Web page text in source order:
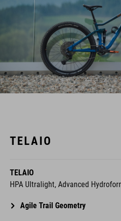
TELAIO
TELAIO
HPA Ultralight, Advanced
Agile Trail Geometry